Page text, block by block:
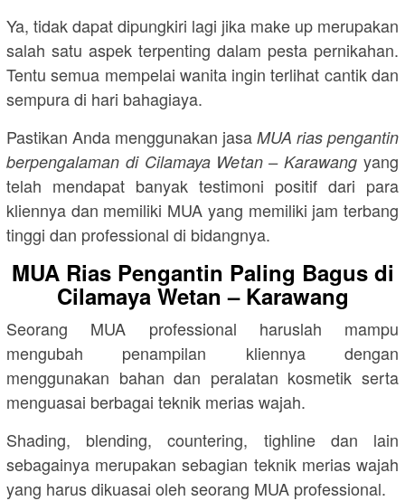
Ya, tidak dapat dipungkiri lagi jika make up merupakan
salah satu aspek terpenting dalam pesta pernikahan.
Tentu semua mempelai wanita ingin terlihat cantik dan
sempura di hari bahagiaya.
Pastikan Anda menggunakan jasa MUA rias pengantin
berpengalaman di Cilamaya Wetan – Karawang yang
telah mendapat banyak testimoni positif dari para
kliennya dan memiliki MUA yang memiliki jam terbang
tinggi dan professional di bidangnya.
MUA Rias Pengantin Paling Bagus di
Cilamaya Wetan – Karawang
Seorang MUA professional haruslah mampu
mengubah penampilan kliennya dengan
menggunakan bahan dan peralatan kosmetik serta
menguasai berbagai teknik merias wajah.
Shading, blending, countering, tighline dan lain
sebagainya merupakan sebagian teknik merias wajah
yang harus dikuasai oleh seorang MUA professional.